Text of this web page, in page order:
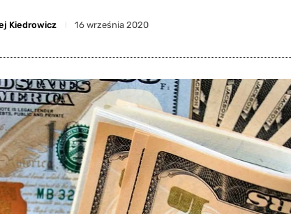
Kiedrowicz 16 września 2020